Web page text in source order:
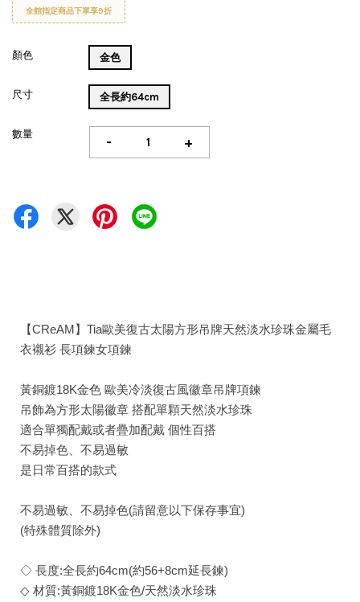
全館指定商品下單享9折
顏色 金色
尺寸 全長約64cm
數量 - +
【CReAM】Tia歐美復古太陽方形吊牌天然淡水珍珠金屬毛
衣襯衫 長項鍊女項鍊
黃銅鍍18K金色 歐美冷淡復古風徽章吊牌項鍊
吊飾為方形太陽徽章 搭配單顆天然淡水珍珠
適合單獨配戴或者疊加配戴 個性百搭
不易掉色、不易過敏
是日常百搭的款式
不易過敏、不易掉色(請留意以下保存事宜)
(特殊體質除外)
◇ 長度:全長約64cm(約56+8cm延長鍊)
◇ 材質:黃銅鍍18K金色/天然淡水珍珠